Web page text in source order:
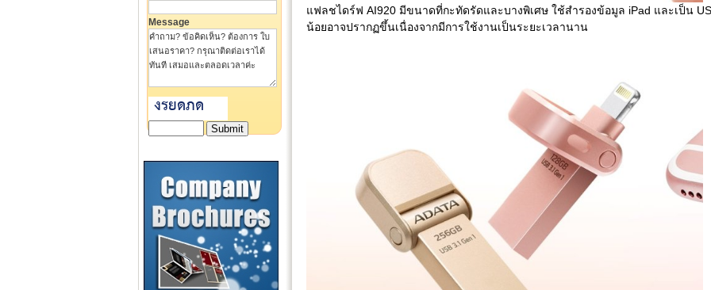
แฟลชไดร์ฟ AI920 มีขนาดที่กะทัดรัดและบางพิเศษ ใช้สำรองข้อมูล iPad และเป็น
น้อยอาจปรากฏขึ้นเนื่องจากมีการใช้งานเป็นระยะเวลานาน
Message